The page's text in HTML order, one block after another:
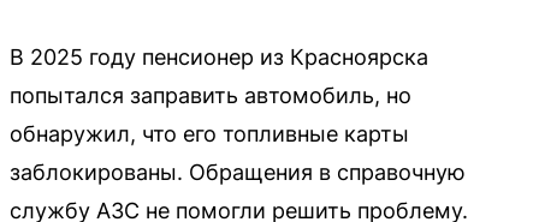
В 2025 году пенсионер из Красноярска
попытался заправить автомобиль, но
обнаружил, что его топливные карты
заблокированы. Обращения в справочную
службу АЗС не помогли решить проблему.